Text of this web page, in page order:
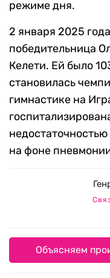
режиме дня.
2 января 2025
победительница
Келети. Ей было
становилась
гимнастике на
на фоне
Объясняем